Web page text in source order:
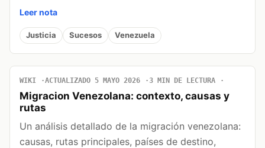
Leer nota
Justicia Sucesos Venezuela
WIKI ACTUALIZADO 5 MAYO 2026 3 MIN DE LECTURA
Migracion Venezolana: contexto, causas y
rutas
Un análisis detallado de la migración venezolana:
causas, rutas principales, países de destino,